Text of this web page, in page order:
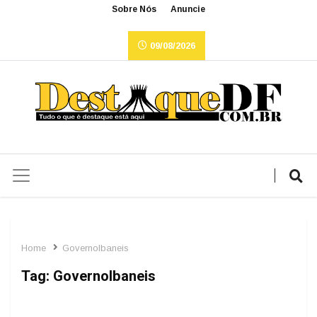
Sobre Nós Anuncie
09/08/2026
Home GovernoIbaneis
Tag: GovernoIbaneis